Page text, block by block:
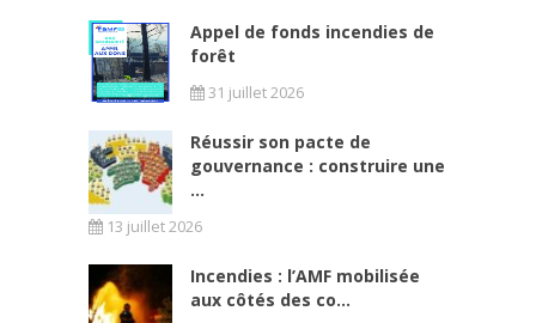
Appel de fonds incendies de
forêt
31 juillet 2026
Réussir son pacte de
gouvernance : construire une
...
13 juillet 2026
Incendies : l’AMF mobilisée
aux côtés des co...